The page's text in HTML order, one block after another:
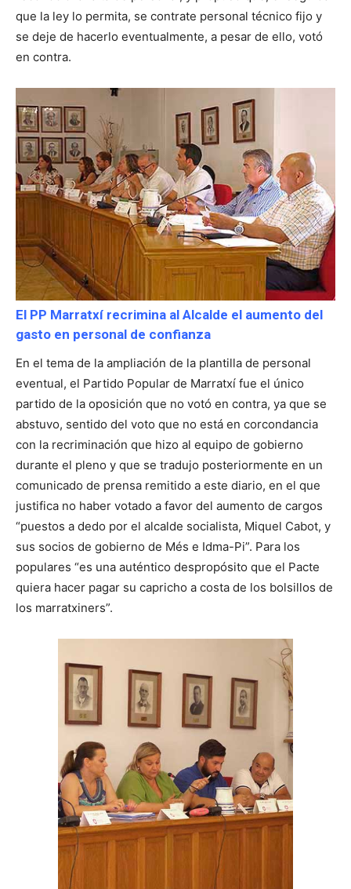
que la ley lo permita, se contrate personal técnico fijo y
se deje de hacerlo eventualmente, a pesar de ello, votó
en contra.
El PP Marratxí recrimina al Alcalde el aumento del
gasto en personal de confianza
En el tema de la ampliación de la plantilla de personal
eventual, el Partido Popular de Marratxí fue el único
partido de la oposición que no votó en contra, ya que se
abstuvo, sentido del voto que no está en corcondancia
con la recriminación que hizo al equipo de gobierno
durante el pleno y que se tradujo posteriormente en un
comunicado de prensa remitido a este diario, en el que
justifica no haber votado a favor del aumento de cargos
“puestos a dedo por el alcalde socialista, Miquel Cabot, y
sus socios de gobierno de Més e Idma-Pi”. Para los
populares “es una auténtico despropósito que el Pacte
quiera hacer pagar su capricho a costa de los bolsillos de
los marratxiners”.